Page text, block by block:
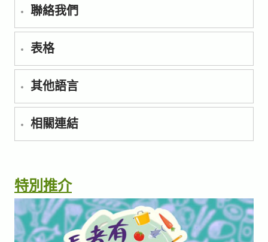
聯絡我們
表格
其他語言
相關連結
特別推介